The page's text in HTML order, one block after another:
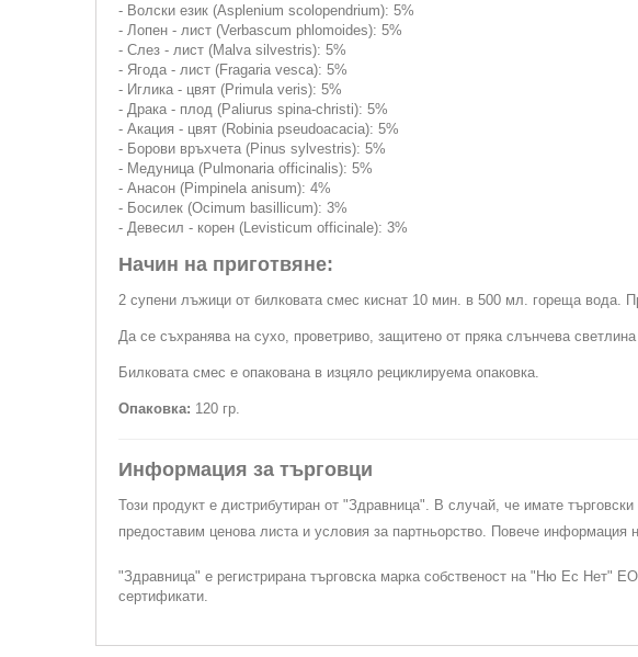
- Волски език (Asplenium scolopendrium): 5%
- Лопен - лист (Verbascum phlomoides): 5%
- Слез - лист (Malva silvestris): 5%
- Ягода - лист (Fragaria vesca): 5%
- Иглика - цвят (Primula veris): 5%
- Драка - плод (Paliurus spina-christi): 5%
- Акация - цвят (Robinia pseudoacacia): 5%
- Борови връхчета (Pinus sylvestris): 5%
- Медуница (Pulmonaria officinalis): 5%
- Анасон (Pimpinela anisum): 4%
- Босилек (Ocimum basillicum): 3%
- Девесил - корен (Levisticum officinale): 3%
Начин на приготвяне:
2 супени лъжици от билковата смес киснат 10 мин. в 500 мл. гореща вода.
Да се съхранява на сухо, проветриво, защитено от пряка слънчева
Билковата смес е опакована в изцяло рециклируема опаковка.
Опаковка: 120 гр.
Информация за търговци
Този продукт е дистрибутиран от "Здравница". В случай, че имате
предоставим ценова листа и условия за партньорство. Повече информация
"Здравница" е регистрирана търговска марка собственост на "Ню Ес Нет"
сертификати.